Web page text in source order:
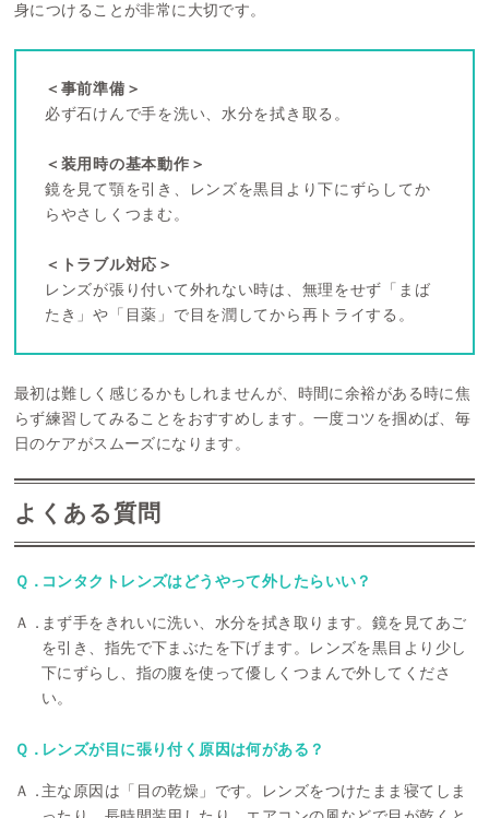
身につけることが非常に大切です。
＜事前準備＞
必ず石けんで手を洗い、水分を拭き取る。
＜装用時の基本動作＞
鏡を見て顎を引き、レンズを黒目より下にずらしてか
らやさしくつまむ。
＜トラブル対応＞
レンズが張り付いて外れない時は、無理をせず「まば
たき」や「目薬」で目を潤してから再トライする。
最初は難しく感じるかもしれませんが、時間に余裕がある時に焦
らず練習してみることをおすすめします。一度コツを掴めば、毎
日のケアがスムーズになります。
よくある質問
コンタクトレンズはどうやって外したらいい？
まず手をきれいに洗い、水分を拭き取ります。鏡を見てあご
を引き、指先で下まぶたを下げます。レンズを黒目より少し
下にずらし、指の腹を使って優しくつまんで外してくださ
い。
レンズが目に張り付く原因は何がある？
主な原因は「目の乾燥」です。レンズをつけたまま寝てしま